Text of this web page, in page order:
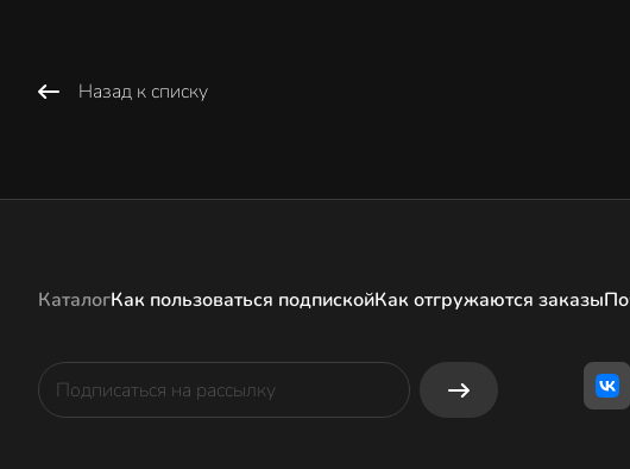
Назад к списку
КаталогКак пользоваться подпискойКак отгружаются заказы